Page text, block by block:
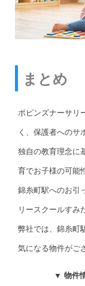
まとめ
ポピンズナーサリ
く、保護者へのサ
独自の教育理念に
育でお子様の可能
錦糸町駅へのお引
リースクールすみ
弊社では、錦糸町
気になる物件がご
▼ 物件